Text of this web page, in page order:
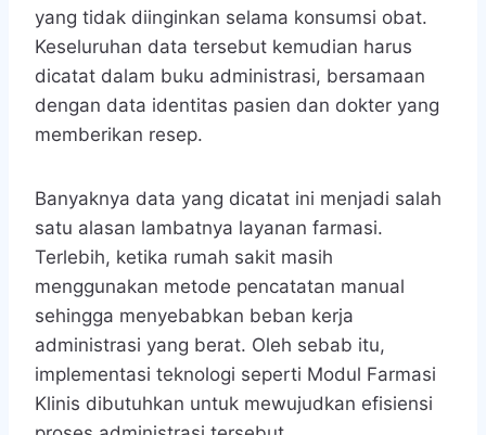
yang tidak diinginkan selama konsumsi obat.
Keseluruhan data tersebut kemudian harus
dicatat dalam buku administrasi, bersamaan
dengan data identitas pasien dan dokter yang
memberikan resep.
Banyaknya data yang dicatat ini menjadi salah
satu alasan lambatnya layanan farmasi.
Terlebih, ketika rumah sakit masih
menggunakan metode pencatatan manual
sehingga menyebabkan beban kerja
administrasi yang berat. Oleh sebab itu,
implementasi teknologi seperti Modul Farmasi
Klinis dibutuhkan untuk mewujudkan efisiensi